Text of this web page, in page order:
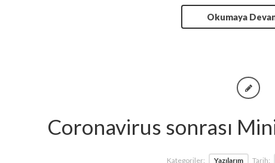
Okumaya
Coronavirus sonrası
Kategoriler: Yazılarım Tarih: